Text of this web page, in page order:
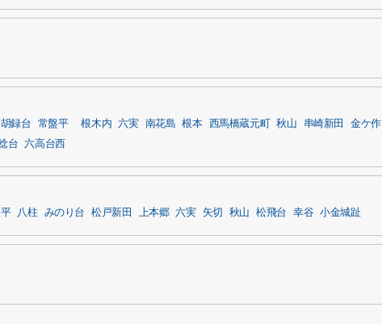
胡録台 常盤平 根木内 六実 南花島 根本 西馬橋蔵元町 秋山 串崎新田 金ケ作
台 六高台西
八柱 みのり台 松戸新田 上本郷 六実 矢切 秋山 松飛台 幸谷 小金城趾